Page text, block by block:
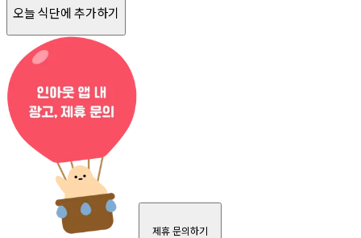
오늘 식단에 추가하기
제휴 문의하기